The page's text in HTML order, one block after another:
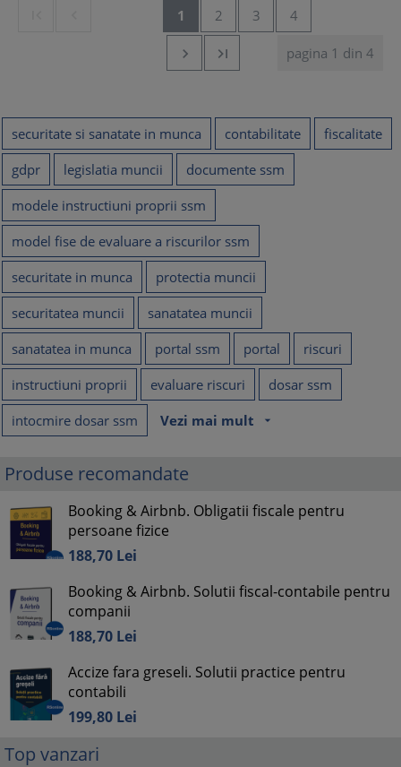
1 2 3 4
pagina 1 din 4


securitate si sanatate in munca contabilitate
fiscalitate
gdpr
legislatia muncii
documente ssm
modele instructiuni proprii ssm
model fise de evaluare a riscurilor ssm
securitate in munca
protectia muncii
securitatea muncii
sanatatea muncii
sanatatea in munca
portal ssm portal
riscuri
instructiuni proprii
evaluare riscuri
dosar ssm
intocmire dosar ssm
Vezi mai mult arrow_drop_down
Produse recomandate
Booking & Airbnb. Obligatii fiscale pentru
persoane fizice
188,70 Lei
Booking & Airbnb. Solutii fiscal-contabile pentru
companii
188,70 Lei
Accize fara greseli. Solutii practice pentru
contabili
199,80 Lei
Top vanzari